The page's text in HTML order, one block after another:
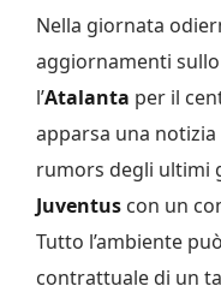
Nella giornata
aggiornamenti
l’Atalanta per il
apparsa una
rumors degli ultimi
Juventus con un
Tutto l’ambiente
contrattuale di un